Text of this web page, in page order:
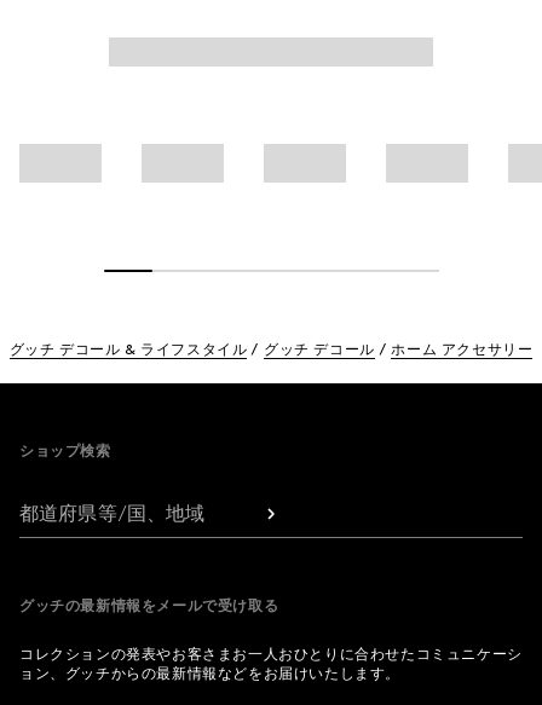
グッチ デコール & ライフスタイル グッチ デコール ホーム アクセサリー
ショップ検索
都道府県等/国、地域
グッチの最新情報をメールで受け取る
コレクションの発表やお客さまお一人おひとりに合わせたコミュニケーシ
ョン、グッチからの最新情報などをお届けいたします。